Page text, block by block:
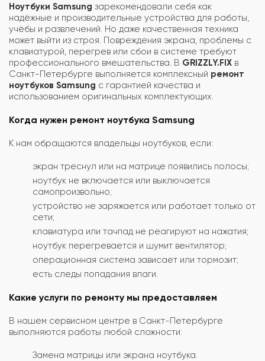
Ноутбуки Samsung зарекомендовали себя как
надёжные и производительные устройства для работы,
учёбы и развлечений. Но даже качественная техника
может выйти из строя. Повреждения экрана, проблемы с
клавиатурой, перегрев или сбои в системе требуют
профессионального вмешательства. В GRIZZLY.FIX в
Санкт-Петербурге выполняется комплексный ремонт
ноутбуков Samsung с гарантией качества и
использованием оригинальных комплектующих.
Когда нужен ремонт ноутбука Samsung
К нам обращаются владельцы ноутбуков, если:
экран треснул или на матрице появились полосы;
ноутбук не включается или выключается
самопроизвольно;
устройство не заряжается или работает только от
сети;
клавиатура или тачпад не реагируют на нажатия;
ноутбук перегревается и шумит вентилятор;
операционная система зависает или тормозит;
есть следы попадания влаги.
Какие услуги по ремонту мы предоставляем
В нашем сервисном центре в Санкт-Петербурге
выполняются работы любой сложности:
Замена матрицы или экрана ноутбука.